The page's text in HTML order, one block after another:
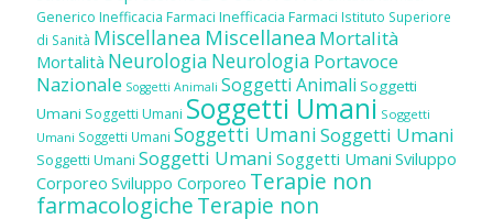
Generico Inefficacia Farmaci Inefficacia Farmaci Istituto Superiore
di Sanità Miscellanea Miscellanea Mortalità
Mortalità Neurologia Neurologia Portavoce
Nazionale Soggetti Animali Soggetti Animali Soggetti
Umani Soggetti Umani Soggetti Umani Soggetti
Umani Soggetti Umani Soggetti UmaniSoggetti Umani
Soggetti Umani Soggetti Umani Soggetti Umani Sviluppo
Corporeo Sviluppo Corporeo Terapie non
farmacologicheTerapie non